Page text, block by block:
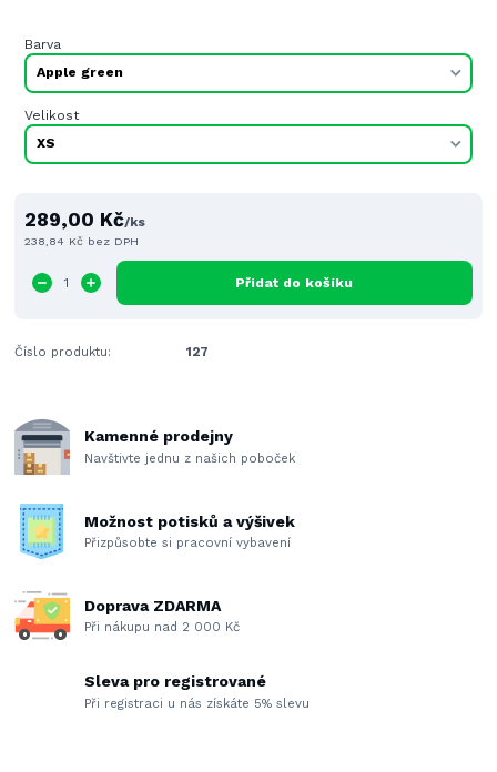
Barva
Velikost
289,00 Kč/ks
238,84 Kč bez DPH
Přidat do košíku
Číslo produktu: 127
Kamenné prodejny
Navštivte jednu z našich poboček
Možnost potisků a výšivek
Přizpůsobte si pracovní vybavení
Doprava ZDARMA
Při nákupu nad 2 000 Kč
Sleva pro registrované
Při registraci u nás získáte 5% slevu